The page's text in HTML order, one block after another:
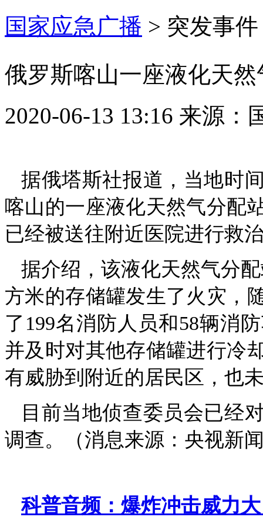
国家应急广播 > 突发事件
俄罗斯喀山一座液化天
2020-06-13 13:16 来源：
据俄塔斯社报道，当地时
喀山的一座液化天然气分配
已经被送往附近医院进行救
据介绍，该液化天然气分
方米的存储罐发生了火灾，
了199名消防人员和58辆消
并及时对其他存储罐进行冷
有威胁到附近的居民区，也
目前当地侦查委员会已经
调查。（消息来源：央视新
科普音频：爆炸冲击威力